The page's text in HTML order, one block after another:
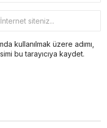
kullanılmak üzere adımı,
bu tarayıcıya kaydet.